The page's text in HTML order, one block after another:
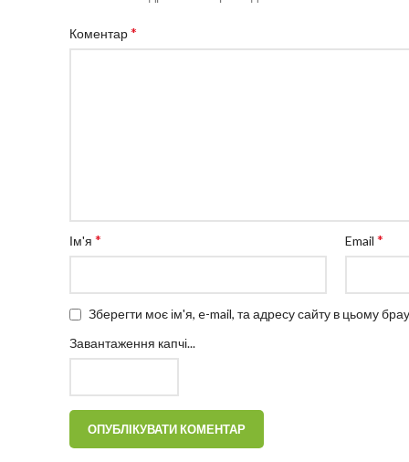
Коментар*
Ім'я * Email*
Зберегти моє ім'я, e-mail, та адресу сайту в цьому
Завантаження капчі...